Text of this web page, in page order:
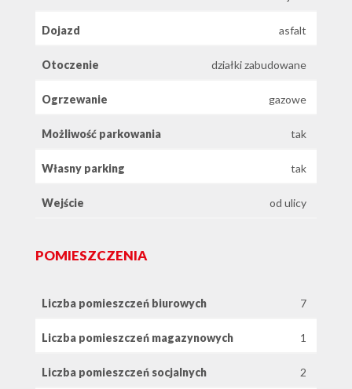
Dojazd asfalt
Otoczenie działki zabudowane
Ogrzewanie gazowe
Możliwość parkowania tak
Własny parking tak
Wejście od ulicy
POMIESZCZENIA
Liczba pomieszczeń biurowych 7
Liczba pomieszczeń magazynowych 1
Liczba pomieszczeń socjalnych 2